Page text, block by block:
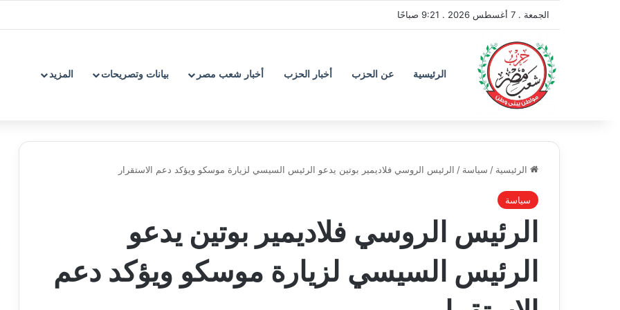
الجمعة . 7 أغسطس 2026 . 9:21 صباحًا
الرئيسية عن الحزب أخبار الحزب أخبار شعب مصر بيانات وتصريحات المزيد
الرئيسية / سياسة / الرئيس الروسي فلاديمير بوتين يدعو الرئيس السيسي لزيارة موسكو ويؤكد دعم الاستقرار
سياسة
الرئيس الروسي فلاديمير بوتين يدعو
الرئيس السيسي لزيارة موسكو ويؤكد دعم